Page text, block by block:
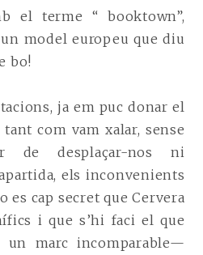
el terme “ booktown”,
model europeu que diu
bo!
ja em puc donar el
com vam xalar, sense
de desplaçar-nos ni
els inconvenients
es cap secret que Cervera
i que s’hi faci el que
un marc incomparable—